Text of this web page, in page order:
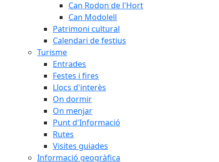
Can Rodon de l'Hort
Can Modolell
Patrimoni cultural
Calendari de festius
Turisme
Entrades
Festes i fires
Llocs d'interès
On dormir
On menjar
Punt d'Informació
Rutes
Visites guiades
Informació geogràfica